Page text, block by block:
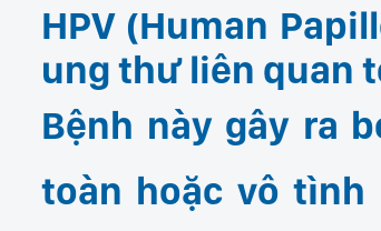
HPV (Human
ung thư liên quan
Bệnh này gây ra
toàn hoặc vô